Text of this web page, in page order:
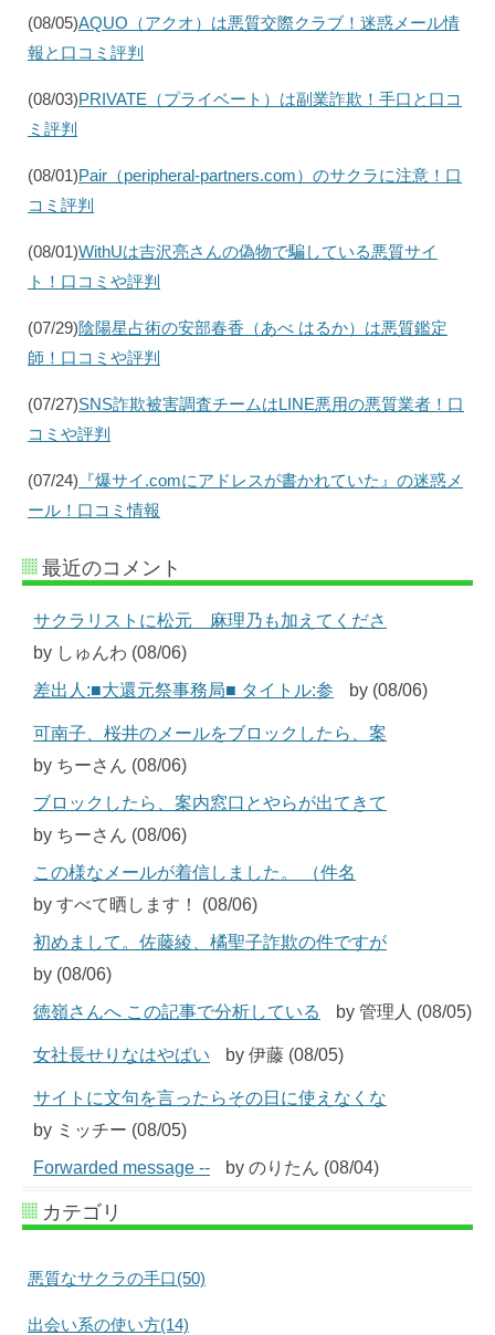
(08/05)AQUO（アクオ）は悪質交際クラブ！迷惑メール情
報と口コミ評判
(08/03)PRIVATE（プライベート）は副業詐欺！手口と口コ
ミ評判
(08/01)Pair（peripheral-partners.com）のサクラに注意！口
コミ評判
(08/01)WithUは吉沢亮さんの偽物で騙している悪質サイ
ト！口コミや評判
(07/29)陰陽星占術の安部春香（あべ はるか）は悪質鑑定
師！口コミや評判
(07/27)SNS詐欺被害調査チームはLINE悪用の悪質業者！口
コミや評判
(07/24) 『爆サイ.comにアドレスが書かれていた』の迷惑メ
ール！口コミ情報
最近のコメント
サクラリストに松元 麻理乃も加えてくださ
by しゅんわ (08/06)
差出人:■大還元祭事務局■ タイトル:参
by (08/06)
可南子、桜井のメールをブロックしたら、案
by ちーさん (08/06)
ブロックしたら、案内窓口とやらが出てきて
by ちーさん (08/06)
この様なメールが着信しました。 （件名
by すべて晒します！ (08/06)
初めまして。佐藤綾、橘聖子詐欺の件ですが
by (08/06)
徳嶺さんへ この記事で分析している
by 管理人 (08/05)
女社長せりなはやばい by 伊藤 (08/05)
サイトに文句を言ったらその日に使えなくな
by ミッチー (08/05)
Forwarded message --
by のりたん (08/04)
カテゴリ
悪質なサクラの手口(50)
出会い系の使い方(14)